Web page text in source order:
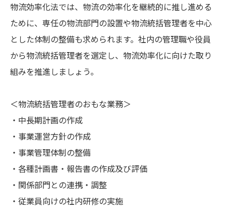
物流効率化法では、物流の効率化を継続的に推し進める
ために、専任の物流部門の設置や物流統括管理者を中心
とした体制の整備も求められます。社内の管理職や役員
から物流統括管理者を選定し、物流効率化に向けた取り
組みを推進しましょう。
＜物流統括管理者のおもな業務＞
・中長期計画の作成
・事業運営方針の作成
・事業管理体制の整備
・各種計画書・報告書の作成及び評価
・関係部門との連携・調整
・従業員向けの社内研修の実施